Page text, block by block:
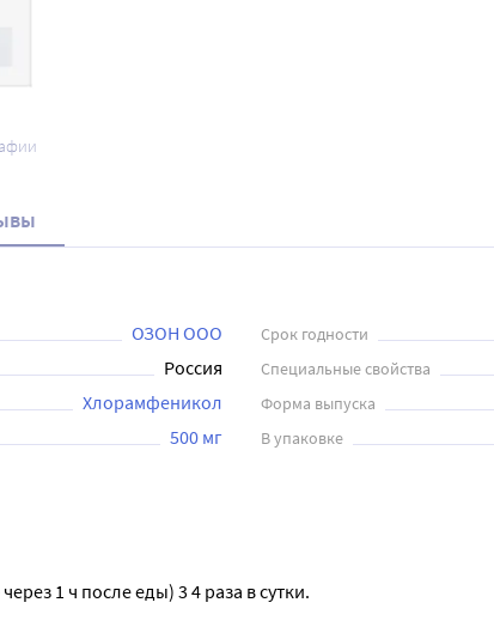
ОЗОН ООО Срок годности
Россия Специальные свойства
Хлорамфеникол Форма выпуска
500 мг В упаковке
1 ч после еды) 3 4 раза в сутки.